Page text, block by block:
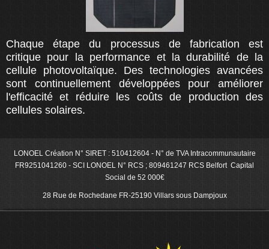
Chaque étape du processus de fabrication est
critique pour la performance et la durabilité de la
cellule photovoltaïque. Des technologies avancées
sont continuellement développées pour améliorer
l'efficacité et réduire les coûts de production des
cellules solaires.
LONOEL Création N° SIRET : 510412604 - N° de TVA Intracommunautaire
FR9251041260 - SCI LONOEL N° RCS ; 809461247 RCS Belfort Capital
Social de 52 000€
28 Rue de Rochedane FR-25190 Villars sous Dampjoux